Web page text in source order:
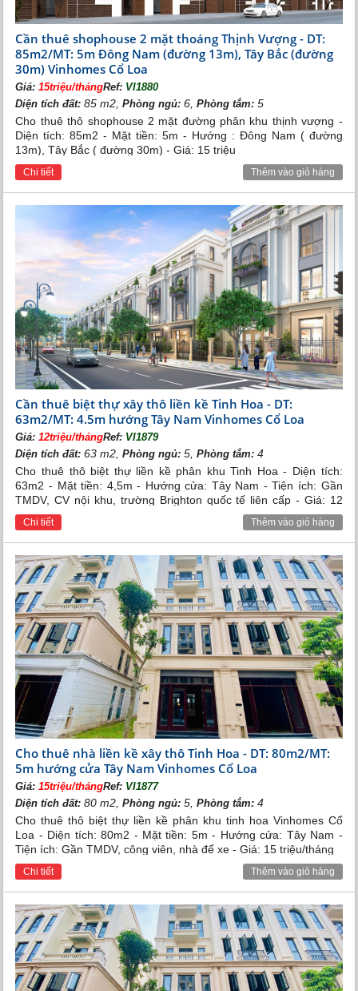
Cần thuê shophouse 2 mặt thoáng Thịnh Vượng - DT:
85m2/MT: 5m Đông Nam (đường 13m), Tây Bắc (đường
30m) Vinhomes Cổ Loa
Giá:15triệu/thángRef: VI1880
Diện tích đất: 85 m2,Phòng ngủ: 6,Phòng tắm: 5
Cho thuê thô shophouse 2 mặt đường phân khu thịnh vượng -
Diện tích: 85m2 - Mặt tiền: 5m - Hướng : Đông Nam ( đường
13m), Tây Bắc ( đường 30m) - Giá: 15 triệu
Chi tiết Thêm vào giỏ hàng
Cần thuê biệt thự xây thô liền kề Tinh Hoa - DT:
63m2/MT: 4.5m hướng Tây Nam Vinhomes Cổ Loa
Giá:12triệu/thángRef: VI1879
Diện tích đất: 63 m2,Phòng ngủ: 5,Phòng tắm: 4
Cho thuê thô biệt thự liền kề phân khu Tinh Hoa - Diện tích:
63m2 - Mặt tiền: 4,5m - Hướng cửa: Tây Nam - Tiện ích: Gần
TMDV, CV nội khu, trường Brighton quốc tế liên cấp - Giá: 12
triệu/tháng
Chi tiết Thêm vào giỏ hàng
Cho thuê nhà liền kề xây thô Tinh Hoa - DT: 80m2/MT:
5m hướng cửa Tây Nam Vinhomes Cổ Loa
Giá:15triệu/thángRef: VI1877
Diện tích đất: 80 m2,Phòng ngủ: 5,Phòng tắm: 4
Cho thuê thô biệt thự liền kề phân khu tinh hoa Vinhomes Cổ
Loa - Diện tích: 80m2 - Mặt tiền: 5m - Hướng cửa: Tây Nam -
Tiện ích: Gần TMDV, công viên, nhà để xe - Giá: 15 triệu/tháng
Chi tiết Thêm vào giỏ hàng